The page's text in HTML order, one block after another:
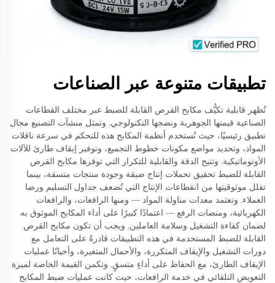
تطبيقات متنوعة عبر الصناعات
تُظهر قابلية تكيُّف مكابح القرص القابلة للضبط عبر مختلف القطاعات
الصناعية قيمتها الجوهرية ونضجها التكنولوجي. وتمثل منشآت التصنيع مجال
تطبيق رئيسيًا، حيث تُستخدم أنظمة المكابح هذه للتحكم في سرعة ناقلات
المواد، وتحديد مواضع مكونات خطوط التجميع، وتوفير إيقاف طارئ للآلات
الأوتوماتيكية. وتتيح الدقة والقابلية للتكرار التي توفرها مكابح القرص
القابلة للضبط تحقيق تحملات إنتاج ضيقة وجودة منتجات متسقة، بينما
تقلل موثوقيتها من انقطاعات الإنتاج التي تُضعف جداول التسليم ورضا
العملاء. وتعتمد معدات مناولة المواد — ومنها الرافعات، والرافعات
الكهربائية، ومنصات الرفع — اعتمادًا كبيرًا على أداء المكابح الموثوق به
لضمان كفاءة التشغيل وسلامة العاملين. ويجب أن تكون مكابح القرص
القابلة للضبط المستخدمة في هذه التطبيقات قادرةً على التعامل مع
دورات التشغيل والإيقاف المتكررة، والأحمال المتغيرة، وأحيانًا عمليات
الإيقاف الطارئ، مع الحفاظ على أداءٍ متسقٍ. وتكمن القيمة الخاصة لميزة
التعويض التلقائي في خدمة الرافعات، حيث كانت عمليات ضبط المكابح